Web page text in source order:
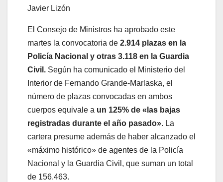
Javier Lizón
El Consejo de Ministros ha aprobado este
martes la convocatoria de 2.914 plazas en la
Policía Nacional y otras 3.118 en la Guardia
Civil. Según ha comunicado el Ministerio del
Interior de Fernando Grande-Marlaska, el
número de plazas convocadas en ambos
cuerpos equivale a un 125% de «las bajas
registradas durante el año pasado». La
cartera presume además de haber alcanzado el
«máximo histórico» de agentes de la Policía
Nacional y la Guardia Civil, que suman un total
de 156.463.